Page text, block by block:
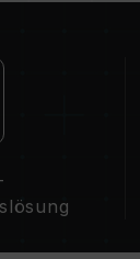
des
ist, läuft
z. B.
und kein